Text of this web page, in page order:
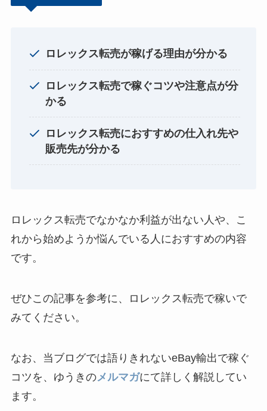
ロレックス転売が稼げる理由が分かる
ロレックス転売で稼ぐコツや注意点が分
かる
ロレックス転売におすすめの仕入れ先や
販売先が分かる
ロレックス転売でなかなか利益が出ない人や、こ
れから始めようか悩んでいる人におすすめの内容
です。
ぜひこの記事を参考に、ロレックス転売で稼いで
みてください。
なお、当ブログでは語りきれないeBay輸出で稼ぐ
コツを、ゆうきのメルマガにて詳しく解説してい
ます。